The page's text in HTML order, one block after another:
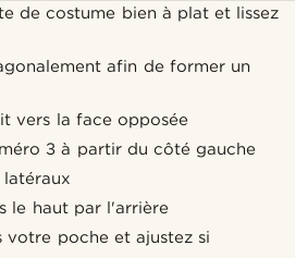
de costume bien à plat et lissez
afin de former un
vers la face opposée
3 à partir du côté gauche
latéraux
le haut par l'arrière
votre poche et ajustez si